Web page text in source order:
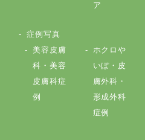
ア
症例写真
美容皮膚
科・美容
皮膚科症
例
ホクロや
いぼ・皮
膚外科・
形成外科
症例